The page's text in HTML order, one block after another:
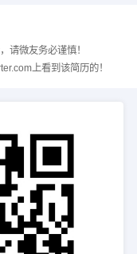
请微友务必谨慎！
上看到该简历的！